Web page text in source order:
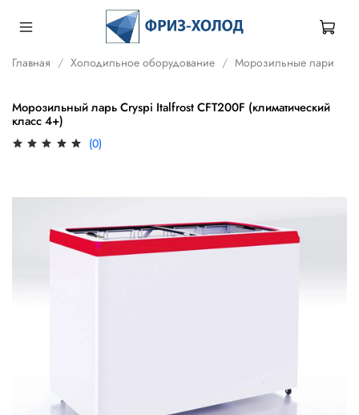
Главная Холодильное оборудование Морозильные лари
Морозильный ларь Cryspi Italfrost CFТ200F (климатический
класс 4+)
(0)